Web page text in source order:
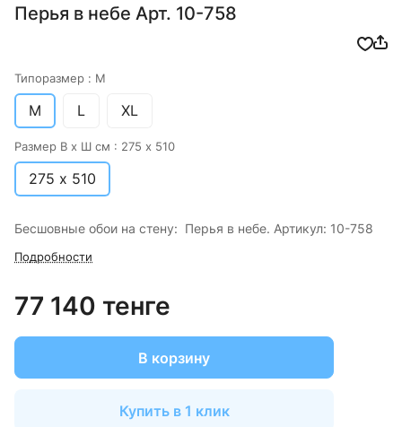
Перья в небе Арт. 10-758
Типоразмер : M
M L XL
Размер В х Ш см : 275 х 510
275 х 510
Бесшовные обои на стену: Перья в небе. Артикул: 10-758
Подробности
77 140 тенге
В корзину
Купить в 1 клик